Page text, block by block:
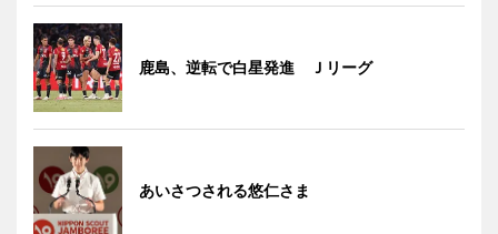
鹿島、逆転で白星発進 Ｊリーグ
あいさつされる悠仁さま